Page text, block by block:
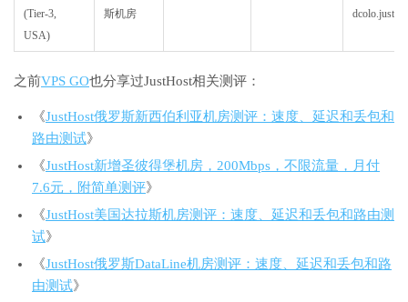
(Tier-3,
USA)
斯机房
之前VPS GO也分享过JustHost相关测评：
《JustHost俄罗斯新西伯利亚机房测评：速度、延迟和丢包和
路由测试》
《JustHost新增圣彼得堡机房，200Mbps，不限流量，月付
7.6元，附简单测评》
《JustHost美国达拉斯机房测评：速度、延迟和丢包和路由测
试》
《JustHost俄罗斯DataLine机房测评：速度、延迟和丢包和路
由测试》